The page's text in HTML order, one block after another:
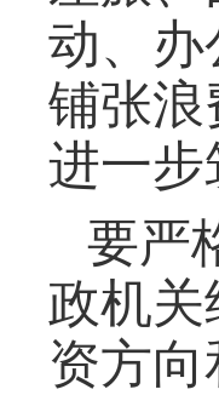
动、办
铺张浪
进一步
要严
政机
资方